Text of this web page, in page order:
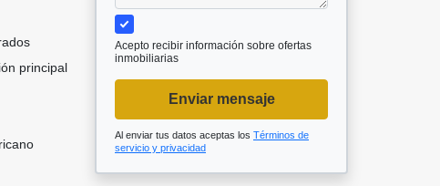
principal
Acepto recibir información sobre ofertas
inmobiliarias
Enviar mensaje
Al enviar tus datos aceptas los Términos de
servicio y privacidad